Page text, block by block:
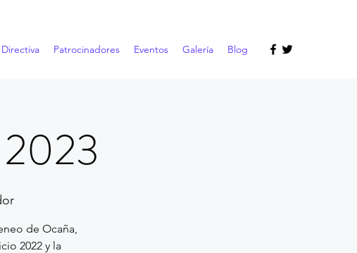
Patrocinadores Eventos Galería Blog
de Ocaña,
2022 y la